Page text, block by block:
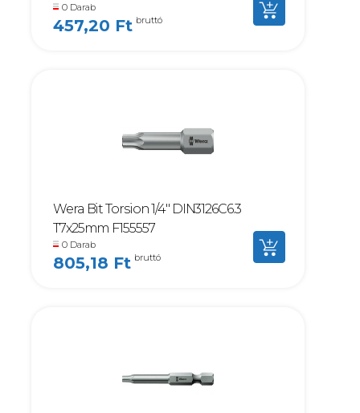
0 Darab
457,20 Ft bruttó
Wera Bit Torsion 1/4" DIN3126C6.3
T7x25mm F155557
0 Darab
805,18 Ft bruttó